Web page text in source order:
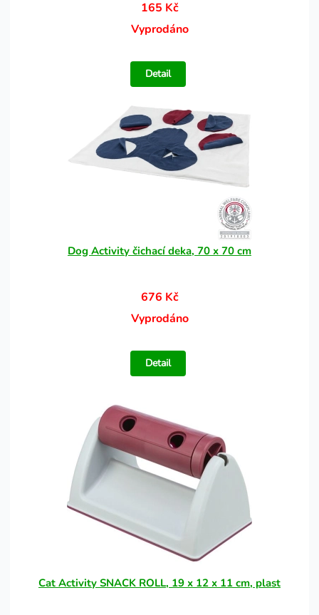
165 Kč
Vyprodáno
Detail
Dog Activity čichací deka, 70 x 70 cm
676 Kč
Vyprodáno
Detail
Cat Activity SNACK ROLL, 19 x 12 x 11 cm, plast